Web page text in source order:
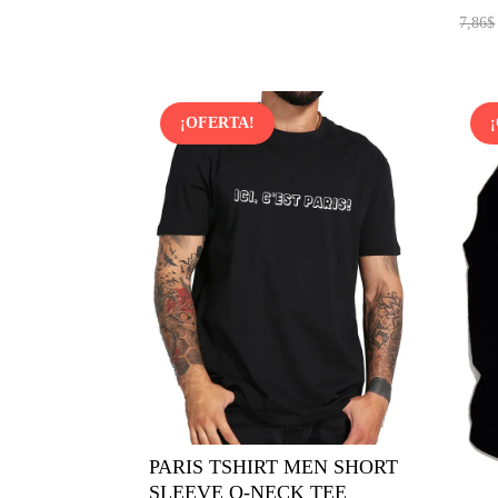
7,86$
¡OFERTA!
PARIS TSHIRT MEN SHORT
SLEEVE O-NECK TEE